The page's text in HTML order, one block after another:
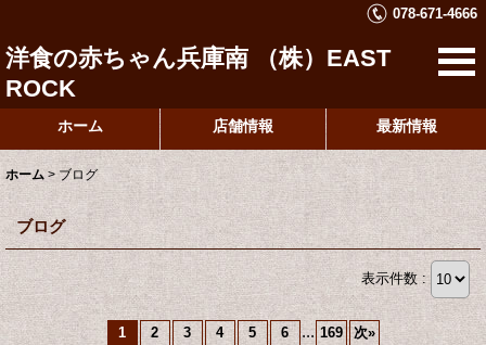
078-671-4666
洋食の赤ちゃん兵庫南 （株）EAST
ROCK
ホーム 店舗情報 最新情報
ホーム > ブログ
ブログ
表示件数 :
1 2 3 4 5 6 ... 169 次»